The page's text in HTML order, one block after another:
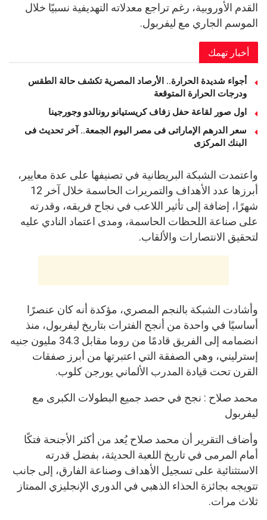
القدم الأوروبية، رغم تراجع معدلاته التهديفية نسبيًا خلال
الموسم الجاري مع ليفربول.
أخبار تهمك
أجواء شديدة الحرارة.. الأرصاد المصرية تكشف حالة الطقس
ودرجات الحرارة المتوقعة
اول صور لقاعة حفل زفاف كريستيانو رونالدو وجورجينا
سعر الدرهم الإماراتى فى مصر اليوم الجمعة.. آخر تحديث فى
البنك المركزى
واعتمدت الشبكة البريطانية في تصنيفها على عدة معايير،
أبرزها عدد الأهداف والتمريرات الحاسمة خلال آخر 12
شهرًا، إضافة إلى تأثير اللاعب في نجاح فريقه، وقدرته
على صناعة اللحظات الحاسمة، ومدى اعتماد النادي عليه
لتحقيق الانتصارات والألقاب.
وأشادت الشبكة بالنجم المصري، مؤكدة أنه كان عنصرًا
أساسيًا في واحدة من أنجح الفترات بتاريخ ليفربول، منذ
انضمامه إلى الفريق قادمًا من روما مقابل 34.3 مليون جنيه
إسترليني، وهي الصفقة التي اعتبرتها من أبرز صفقات
القرن تحت قيادة المدرب الألماني يورجن كلوب.
محمد صلاح : نجح في حصد جميع البطولات الكبرى مع
ليفربول
وأضاف التقرير أن محمد صلاح يُعد من أكثر الأجنحة فتكًا
أمام المرمى في تاريخ اللعبة الحديثة، بفضل قدرته
الاستثنائية على تسجيل الأهداف وصناعة الفارق، إلى جانب
تتويجه بجائزة الحذاء الذهبي في الدوري الإنجليزي الممتاز
ثلاث مرات.